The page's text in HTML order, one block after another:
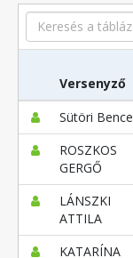
Search
Versenyző
Sütöri Bence
ROSZKOS
GERGŐ
LÁNSZKI
ATTILA
KATARÍNA